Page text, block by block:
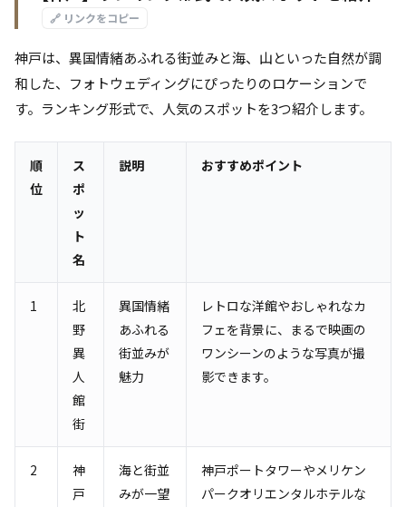
🔗 リンクをコピー
神戸は、異国情緒あふれる街並みと海、山といった自然が調
和した、フォトウェディングにぴったりのロケーションで
す。ランキング形式で、人気のスポットを3つ紹介します。
順
位
ス
ポ
ッ
ト
名
説明 おすすめポイント
1
北
野
異
人
館
街
異国情緒
あふれる
街並みが
魅力
レトロな洋館やおしゃれなカ
フェを背景に、まるで映画の
ワンシーンのような写真が撮
影できます。
2
神
戸
海と街並
みが一望
神戸ポートタワーやメリケン
パークオリエンタルホテルな